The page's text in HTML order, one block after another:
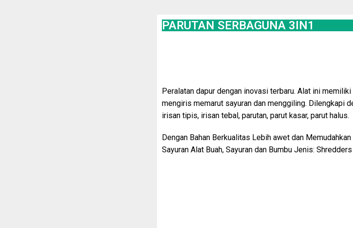
PARUTAN SERBAGUNA 3IN1
Peralatan dapur dengan inovasi terbaru. Alat ini
mengiris memarut sayuran dan menggiling. Dilengkapi
irisan tipis, irisan tebal, parutan, parut kasar, parut halus.
Dengan Bahan Berkualitas Lebih awet dan
Sayuran Alat Buah, Sayuran dan Bumbu Jenis: